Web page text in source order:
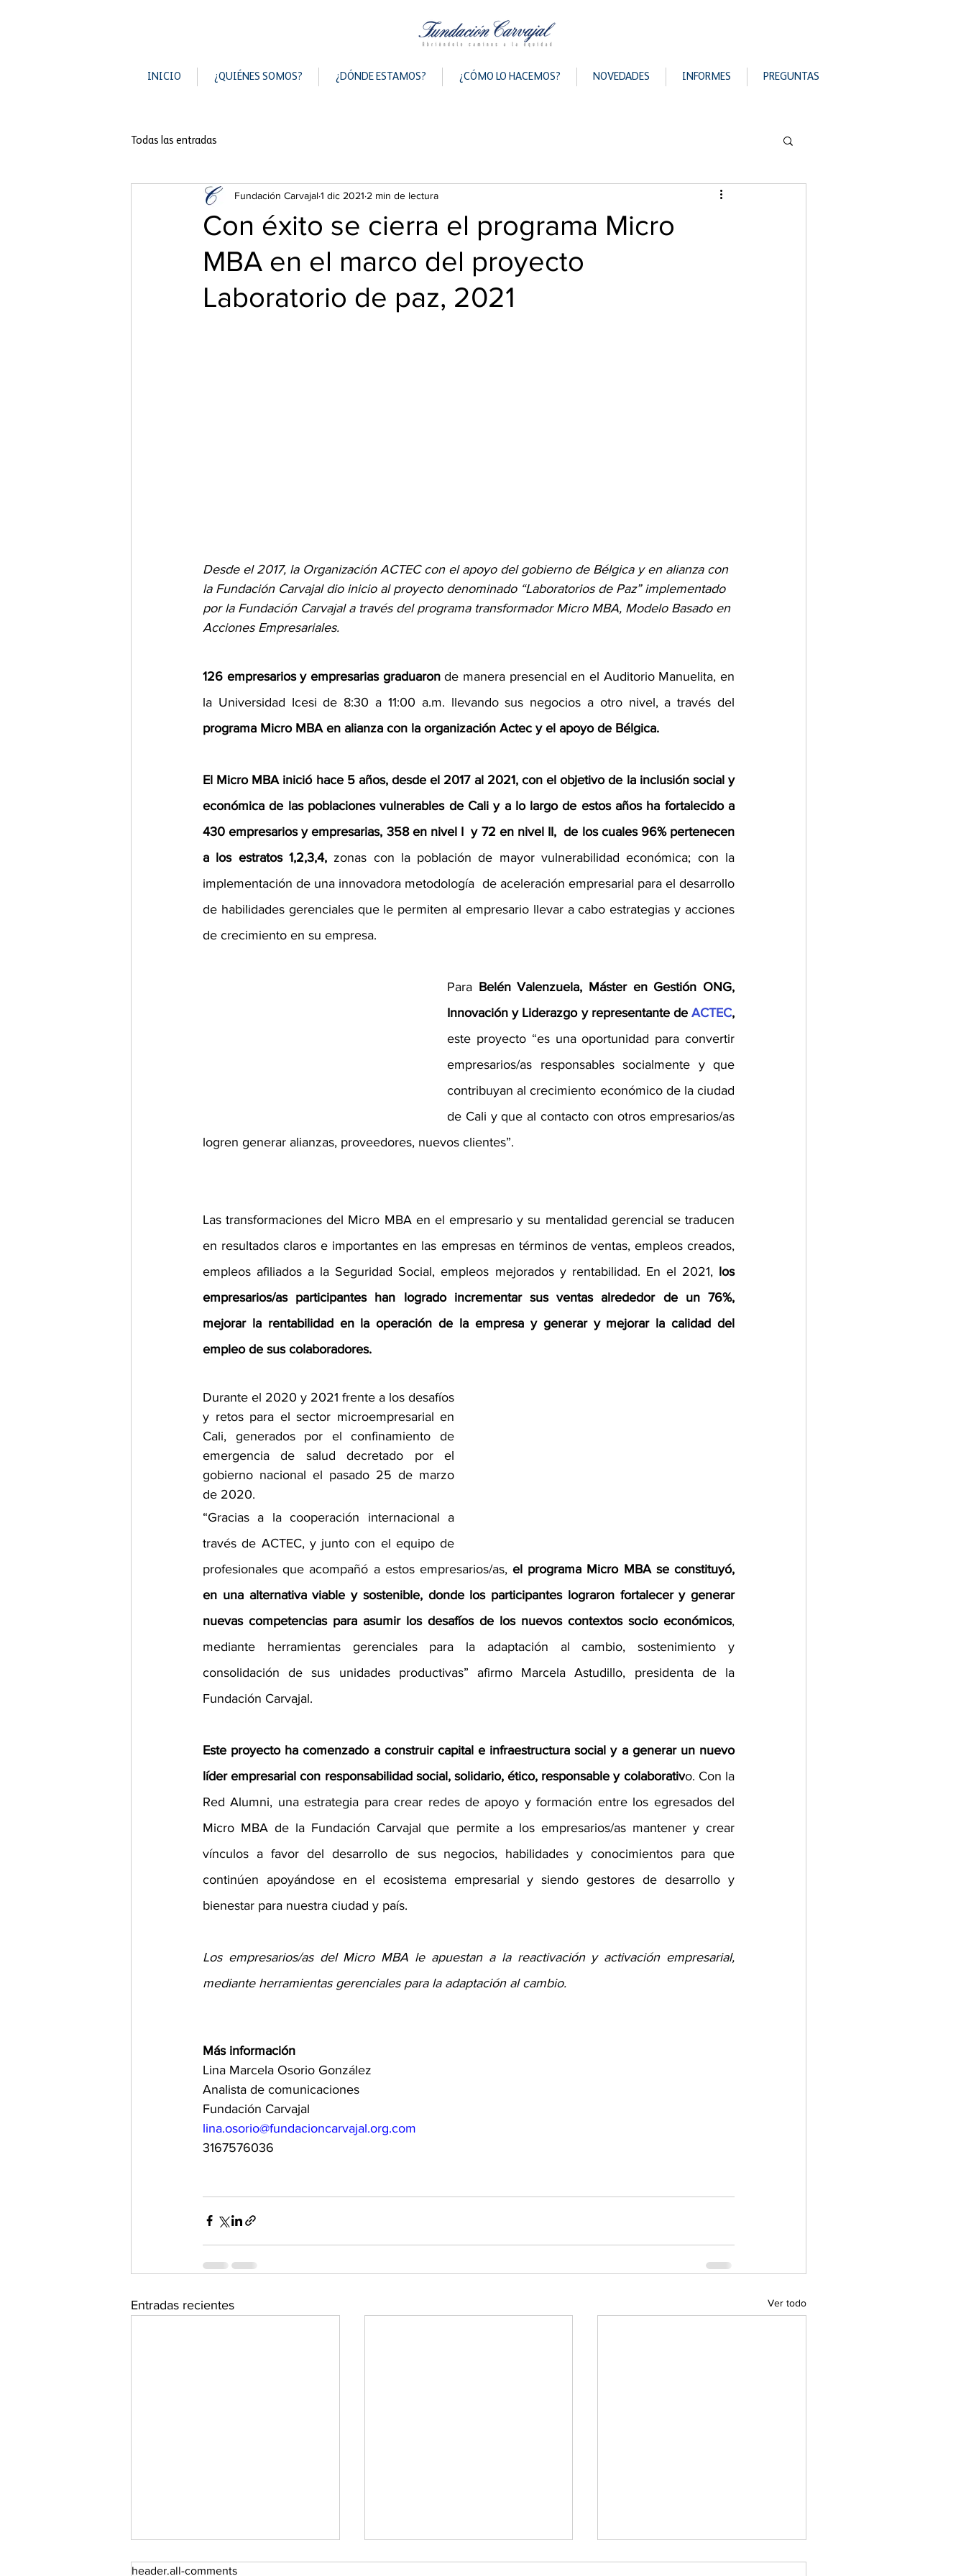
INICIO ¿QUIÉNES SOMOS? ¿DÓNDE ESTAMOS? ¿CÓMO LO HACEMOS? NOVEDADES INFORMES PREGUNTAS
Todas las entradas
Con éxito se cierra el programa Micro
MBA en el marco del proyecto
Laboratorio de paz, 2021
Fundación Carvajal1 dic 2021 2 min de lectura
Desde el 2017, la Organización ACTEC con el apoyo del gobierno de Bélgica y en alianza con
la Fundación Carvajal dio inicio al proyecto denominado “Laboratorios de Paz” implementado
por la Fundación Carvajal a través del programa transformador Micro MBA, Modelo Basado en
Acciones Empresariales.
126 empresarios y empresarias graduaron de manera presencial en el Auditorio Manuelita, en
programa Micro MBA en alianza con la organización Actec y el apoyo de Bélgica.
El Micro MBA inició hace 5 años, desde el 2017 al 2021, con el objetivo de la inclusión social y
económica de las poblaciones vulnerables de Cali y a lo largo de estos años ha fortalecido a
430 empresarios y empresarias, 358 en nivel I  y 72 en nivel II,  de los cuales 96% pertenecen
a los estratos 1,2,3,4, zonas con la población de mayor vulnerabilidad económica; con la
implementación de una innovadora metodología  de aceleración empresarial para el desarrollo
de habilidades gerenciales que le permiten al empresario llevar a cabo estrategias y acciones
de crecimiento en su empresa.
Para Belén Valenzuela, Máster en Gestión ONG,
Innovación y Liderazgo y representante de ACTEC,
este proyecto “es una oportunidad para convertir
empresarios/as responsables socialmente y que
contribuyan al crecimiento económico de la ciudad
de Cali y que al contacto con otros empresarios/as
logren generar alianzas, proveedores, nuevos clientes”.
Las transformaciones del Micro MBA en el empresario y su mentalidad gerencial se traducen
en resultados claros e importantes en las empresas en términos de ventas, empleos creados,
empleos afiliados a la Seguridad Social, empleos mejorados y rentabilidad. En el 2021, los
empresarios/as participantes han logrado incrementar sus ventas alrededor de un 76%,
mejorar la rentabilidad en la operación de la empresa y generar y mejorar la calidad del
empleo de sus colaboradores.
Durante el 2020 y 2021 frente a los desafíos
y retos para el sector microempresarial en
Cali, generados por el confinamiento de
emergencia de salud decretado por el
gobierno nacional el pasado 25 de marzo
de 2020.
“Gracias a la cooperación internacional a
través de ACTEC, y junto con el equipo de
profesionales que acompañó a estos empresarios/as, el programa Micro MBA se constituyó,
en una alternativa viable y sostenible, donde los participantes lograron fortalecer y generar
nuevas competencias para asumir los desafíos de los nuevos contextos socio económicos,
mediante herramientas gerenciales para la adaptación al cambio, sostenimiento y
consolidación de sus unidades productivas” afirmo Marcela Astudillo, presidenta de la
Fundación Carvajal.
Este proyecto ha comenzado a construir capital e infraestructura social y a generar un nuevo
líder empresarial con responsabilidad social, solidario, ético, responsable y colaborativo. Con la
Red Alumni, una estrategia para crear redes de apoyo y formación entre los egresados del
Micro MBA de la Fundación Carvajal que permite a los empresarios/as mantener y crear
vínculos a favor del desarrollo de sus negocios, habilidades y conocimientos para que
continúen apoyándose en el ecosistema empresarial y siendo gestores de desarrollo y
bienestar para nuestra ciudad y país.
Los empresarios/as del Micro MBA le apuestan a la reactivación y activación empresarial,
mediante herramientas gerenciales para la adaptación al cambio.
Más información
Lina Marcela Osorio González
Analista de comunicaciones
Fundación Carvajal
lina.osorio@fundacioncarvajal.org.com
3167576036
Entradas recientes Ver todo
header.all-comments